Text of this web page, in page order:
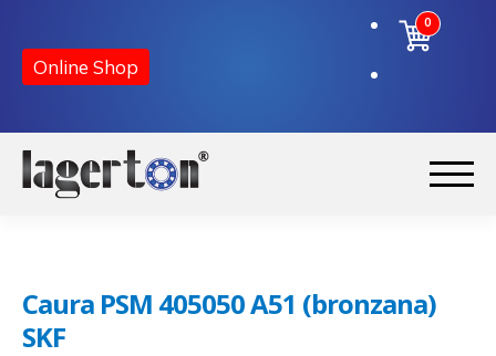
Online Shop
0
O nama
Caura PSM 405050 A51 (bronzana)
SKF